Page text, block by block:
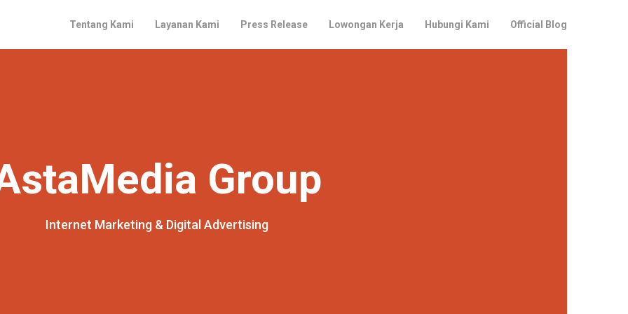
Tentang Kami Layanan Kami Press Release Lowongan Kerja Hubungi Kami Official Blog
Group
Internet Marketing & Digital Advertising